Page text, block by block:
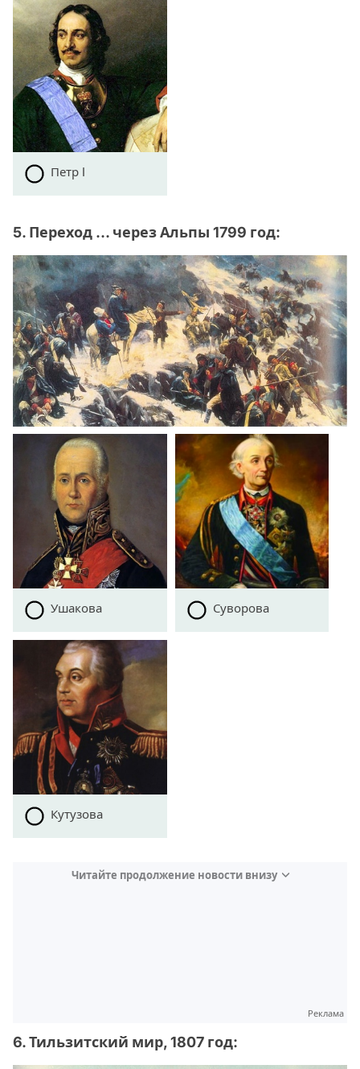
Петр I
5. Переход … через Альпы 1799 год:
Ушакова Суворова
Кутузова
Читайте продолжение новости внизу
Реклама
6. Тильзитский мир, 1807 год: